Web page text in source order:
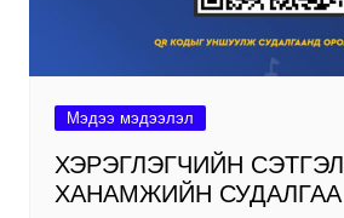
Мэдээ мэдээлэл
ХЭРЭГЛЭГЧИЙН СЭТГЭЛ
ХАНАМЖИЙН СУДАЛГАА